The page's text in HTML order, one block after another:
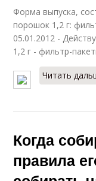
Форма выпуска,
порошок 1,2 г:
05.01.2012 -
1,2 г - фильтр-
Читать
Когда
правила